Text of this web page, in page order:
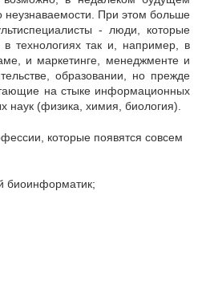
неузнаваемости. При этом больше
- люди, которые
технологиях так и, например, в
и маркетинге, менеджменте и
образовании, но прежде
на стыке информационных
наук (физика, химия, биология).
которые появятся совсем
биоинформатик;